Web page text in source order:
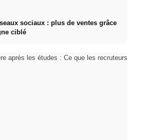
sociaux : plus de ventes grâce
ciblé